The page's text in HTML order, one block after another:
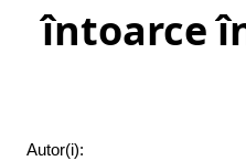
întoarce
Autor(i):